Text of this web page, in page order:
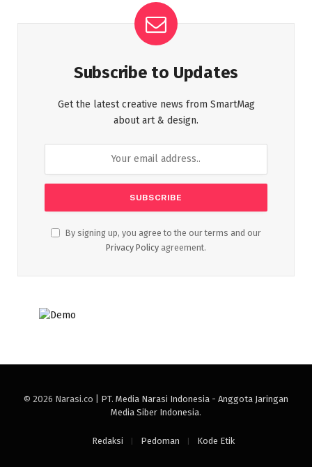
Subscribe to Updates
Get the latest creative news from SmartMag
about art & design.
By signing up, you agree to the our terms and our
Privacy Policy agreement.
© 2026 Narasi.co | PT. Media Narasi Indonesia - Anggota Jaringan
Media Siber Indonesia.
Redaksi Pedoman Kode Etik